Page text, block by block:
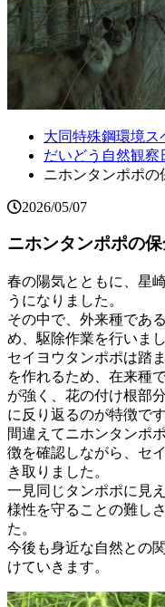
大同特殊鋼環境ス
だいどう自然観察
ニホンタンポポの
2026/05/07
ニホンタンポポの
春の陽気とともに、星
うになりました。
その中で、外来種であ
め、駆除作業を行いまし
セイヨウタンポポは踏
を作れるため、在来種
が強く、花の付け根部
に反り返るのが特徴です
間違えてニホンタンポ
徴を確認しながら、セ
き取りました。
一見同じタンポポに見
様性を守ることの難し
た。
今後も身近な自然との
けていきます。